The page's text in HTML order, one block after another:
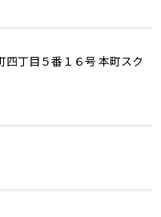
丁目５番１６号 本町スク